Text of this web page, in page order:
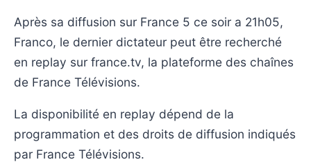
Après sa diffusion sur France 5 ce soir a 21h05,
Franco, le dernier dictateur peut être recherché
en replay sur france.tv, la plateforme des chaînes
de France Télévisions.
La disponibilité en replay dépend de la
programmation et des droits de diffusion indiqués
par France Télévisions.